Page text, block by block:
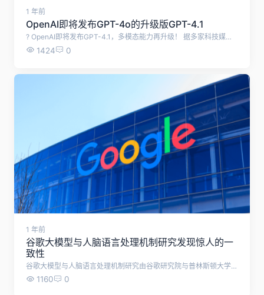
1 年前
OpenAI即将发布GPT-4o的升级版GPT-4.1
? OpenAI即将发布GPT-4.1，多模态能力再升级！ 据多家科技媒体报道，OpenAI计划于下周（2025年4月中旬）推出GPT-4.1，作为GPT-4o的升级版本，进一步强化多模态推理能力，并推出轻量级mini和nano版本。 ? 关键升级点 更强的多模态处理 GPT-4.1将优化对文本、音频、图像的实时处理能力，提升跨模态交互的流畅度。 相比GPT-4o，新模型在复杂推理任务（如视频理解、语音合成等）上表现更优。 轻量化版本（mini & nano） GPT-4.1 mini 和 nano 将面向不同应用场景，降低计算资源需求，适合移动端或嵌入式设备。 配套新模型（o3 & o4 mini） OpenAI还将推出o3推理模型（满血版）和o4 mini，优化特定任务性能。 部分代码已在ChatGPT网页端被发现，表明发布临近。 ⏳ 发布时间与不确定性 原定下周发布，但OpenAI CEO Sam Altman 曾预警可能因算力限制调整计划。 同期，ChatGPT已升级长期记忆功能，可回顾用户历史对话，提供个性化服务（Plus/Pro用户已开放）。 ? 行业影响 谷歌（Gemini AI）和微软（Copilot）近期也强化了AI记忆功能，竞争加剧。 GPT-4.1可能进一步巩固OpenAI在多模态AI领域的领先地位，推动商业应用（如智能客服、内容创作等）。 ? 总结：GPT-4.1的发布标志着OpenAI在多模态AI上的又一次突破，但具体性能提升和落地效果仍需观察。我们将持续关注官方更新！ （综合自腾讯新闻、The Verge、搜狐等）
1424 0
1 年前
谷歌大模型与人脑语言处理机制研究发现惊人的一
致性
谷歌大模型与人脑语言处理机制研究由谷歌研究院与普林斯顿大学、纽约大学等合作开展。3 月上旬，谷歌的研究成果表明大模型竟意外对应人脑语言处理机制。他们将真实对话中的人脑活动与语音到文本 LLM 的内部嵌入进行比较，发现两者在线性相关关系上表现显著，如语言理解顺序（语音到词义）、生成顺序（计划、发音、听到自己声音）以及上下文预测单词等方面都有惊人的一致性 研究方法：将真实对话中的人脑活动与语音到文本LLM的内部嵌入进行比较。使用皮层电图记录参与者在开放式真实对话时语音生成和理解过程中的神经信号，同时从Whisper中提取低级声学、中级语音和上下文单词嵌入，开发编码模型将这些嵌入词线性映射到大脑活动上。 具体发现 语言理解与生成顺序：在语言理解过程中，首先是语音嵌入预测沿颞上回（STG）的语音区域的皮层活动，几百毫秒后，语言嵌入预测布罗卡区（位于额下回；IFG）的皮层活动。在语言生成过程中，顺序则相反，先由语言嵌入预测布罗卡区的皮层活动，几百毫秒后，语音嵌入预测运动皮层（MC）的神经活动，最后，在说话者发音后，语音嵌入预测STG听觉区域的神经活动。这反映了神经处理的顺序，即先在语言区计划说什么，然后在运动区决定如何发音，最后在感知语音区监测说了什么。 神经活动与嵌入的关系：对于听到或说出的每个单词，从语音到文本模型中提取语音嵌入和基于单词的语言嵌入，通过估计线性变换，可以根据这些嵌入预测每次对话中每个单词的大脑神经信号。全脑分析的定量结果显示，在语音生成和语音理解过程中，不同脑区的神经活动与语音嵌入和语言嵌入的峰值存在特定的先后顺序和对应关系。 “软层次”概念：尽管大模型在并行层中处理单词，人类大脑以串行方式处理它们，但反映了类似的统计规律。大脑中较低级别的声学处理和较高级别的语义处理部分重叠，即存在“软层次”概念。例如，像IFG这样的语言区域不仅处理单词级别的语义和句法信息，也捕捉较低级别的听觉特征；而像STG这样的低阶语音区域在优先处理声学和音素的同时，也能捕捉单词级别的信息。 以往相关研究成果 2022年发表在《自然神经科学》上的论文显示，听者大脑的语言区域会尝试在下一个单词说出之前对其进行预测，且在单词发音前对预测的信心会改变在单词发音后的惊讶程度（预测误差），证明了自回归语言模型与人脑共有的起始前预测、起始后惊讶和基于嵌入的上下文表征等基本计算原理。 发表在《自然通讯》的论文发现，大模型的嵌入空间几何图形所捕捉到的自然语言中单词之间的关系，与大脑在语言区诱导的表征（即大脑嵌入）的几何图形一致。 后续研究还发现，虽然跨层非线性变换在LLMs和人脑语言区中相似，但实现方式不同。Transformer架构可同时处理成百上千个单词，而人脑语言区似乎是按顺序、逐字、循环和时间来分析语言。 总之，该研究表明，语音到文本模型嵌入为理解自然对话过程中语言处理的神经基础提供了一个连贯的框架，尽管大模型与人脑在底层神经回路架构上存在明显不同，但在处理自然语言时有着一些相似的计算原则。
1160 0